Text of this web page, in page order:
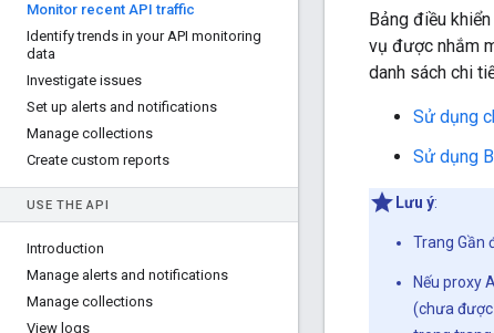
Monitor recent API traffic
Identify trends in your API monitoring
data
Investigate issues
Set up alerts and notifications
Manage collections
Create custom reports
USE THE API
Introduction
Manage alerts and notifications
Manage collections
View logs
Bảng điều
vụ được nhắm
danh sách chi
Sử dụng
Sử dụng
Lưu ý:
Trang Gần
Nếu proxy
(chưa